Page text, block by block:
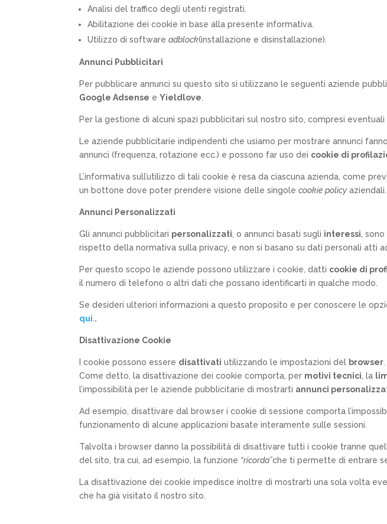
Analisi del traffico degli utenti registrati.
Abilitazione dei cookie in base alla presente informativa.
Utilizzo di softwareadblock(installazione e disinstallazione).
Annunci Pubblicitari
Per pubblicare annunci su questo sito si utilizzano le seguenti aziende
Google Adsense eYieldlove
Per la gestione di alcuni spazi pubblicitari sul nostro sito, compresi
Le aziende pubblicitarie indipendenti che usiamo per mostrare annunci
annunci (frequenza, rotazione ecc.) e possono far uso dei cookie di
L’informativa sull’utilizzo di tali cookie è resa da ciascuna azienda, come
un bottone dove poter prendere visione delle singolecookie policy aziendali.
Annunci Personalizzati
Gli annunci pubblicitari personalizzati , o annunci basati sugli interessi ,
rispetto della normativa sulla privacy, e non si basano su dati personali atti
Per questo scopo le aziende possono utilizzare i cookie, datti cookie di
il numero di telefono o altri dati che possano identificarti in qualche modo.
Se desideri ulteriori informazioni a questo proposito e per conoscere le
qui .
Disattivazione Cookie
I cookie possono essere disattivati utilizzando le impostazioni del browser
Come detto, la disattivazione dei cookie comporta, per motivi tecnici , la
l’impossibilità per le aziende pubblicitarie di mostrarti annunci
Ad esempio, disattivare dal browser i cookie di sessione comporta
funzionamento di alcune applicazioni basate interamente sulle sessioni.
Talvolta i browser danno la possibilità di disattivare tutti i cookie tranne
del sito, tra cui, ad esempio, la funzione “ricorda”che ti permette di entrare
La disattivazione dei cookie impedisce inoltre di mostrarti una sola volta
che ha già visitato il nostro sito.